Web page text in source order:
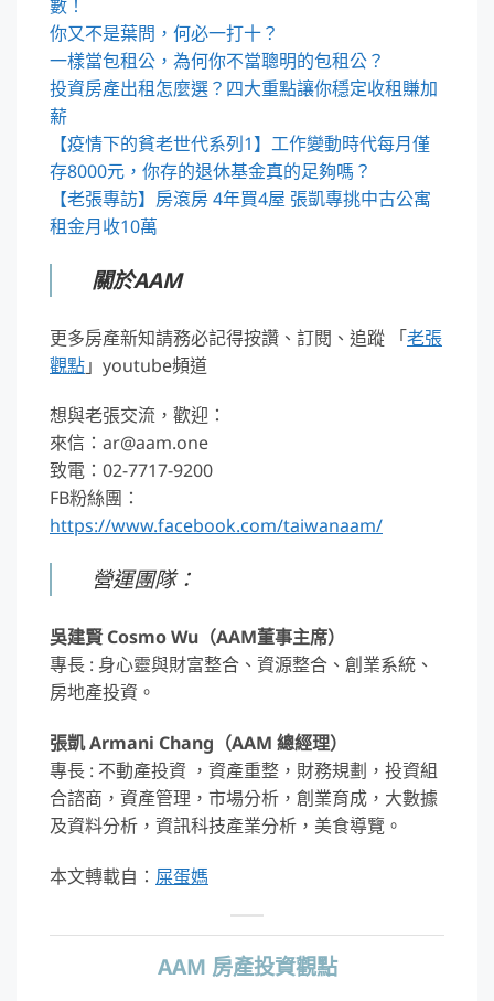
數！
你又不是葉問，何必一打十？
一樣當包租公，為何你不當聰明的包租公？
投資房產出租怎麼選？四大重點讓你穩定收租賺加
薪
【疫情下的貧老世代系列1】工作變動時代每月僅
存8000元，你存的退休基金真的足夠嗎？
【老張專訪】房滾房 4年買4屋 張凱專挑中古公寓
租金月收10萬
關於AAM
更多房產新知請務必記得按讚、訂閱、追蹤 「老張
觀點」youtube頻道
想與老張交流，歡迎：
來信：ar@aam.one
致電：02-7717-9200
FB粉絲團：
https://www.facebook.com/taiwanaam/
營運團隊：
吳建賢 Cosmo Wu（AAM董事主席）
專長 : 身心靈與財富整合、資源整合、創業系統、
房地產投資。
張凱 Armani Chang（AAM 總經理）
專長 : 不動產投資 ，資產重整，財務規劃，投資組
合諮商，資產管理，市場分析，創業育成，大數據
及資料分析，資訊科技產業分析，美食導覽。
本文轉載自： 屎蛋媽
AAM 房產投資觀點